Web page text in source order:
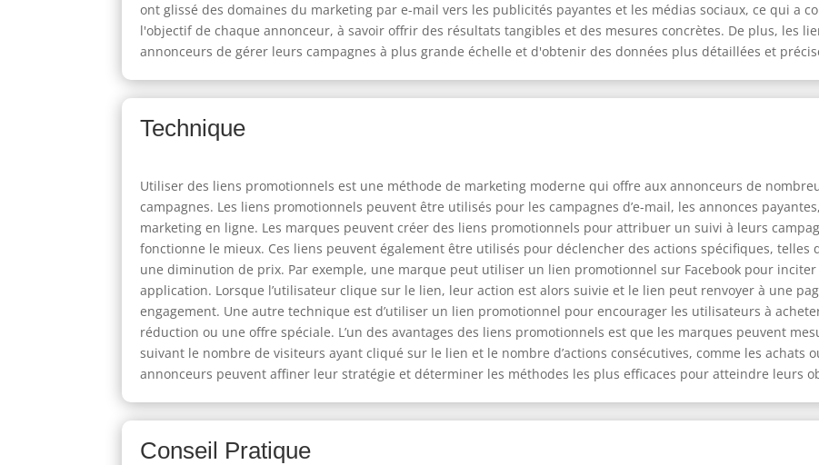
ont glissé des domaines du marketing par e-mail vers les publicités payantes et les médias sociaux, ce qui a
l'objectif de chaque annonceur, à savoir offrir des résultats tangibles et des mesures concrètes. De plus, les
annonceurs de gérer leurs campagnes à plus grande échelle et d'obtenir des données plus détaillées et
Technique
Utiliser des liens promotionnels est une méthode de marketing moderne qui offre aux annonceurs de
campagnes. Les liens promotionnels peuvent être utilisés pour les campagnes d’e-mail, les annonces
marketing en ligne. Les marques peuvent créer des liens promotionnels pour attribuer un suivi à leurs
fonctionne le mieux. Ces liens peuvent également être utilisés pour déclencher des actions spécifiques, telles
une diminution de prix. Par exemple, une marque peut utiliser un lien promotionnel sur Facebook pour
application. Lorsque l’utilisateur clique sur le lien, leur action est alors suivie et le lien peut renvoyer à une
engagement. Une autre technique est d’utiliser un lien promotionnel pour encourager les utilisateurs à
réduction ou une offre spéciale. L’un des avantages des liens promotionnels est que les marques peuvent
suivant le nombre de visiteurs ayant cliqué sur le lien et le nombre d’actions consécutives, comme les achats
annonceurs peuvent affiner leur stratégie et déterminer les méthodes les plus efficaces pour atteindre leurs
Conseil Pratique